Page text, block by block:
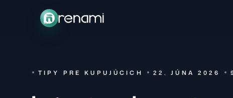
TIPY PRE KUPUJÚCICH 22. JÚNA 2026